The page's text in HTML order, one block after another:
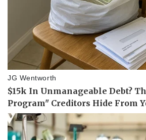
Văn hóa
Sân khấu - Điện ảnh
Văn học
Âm nhạc
Di sản
Giải trí
Nghệ sĩ
Sao